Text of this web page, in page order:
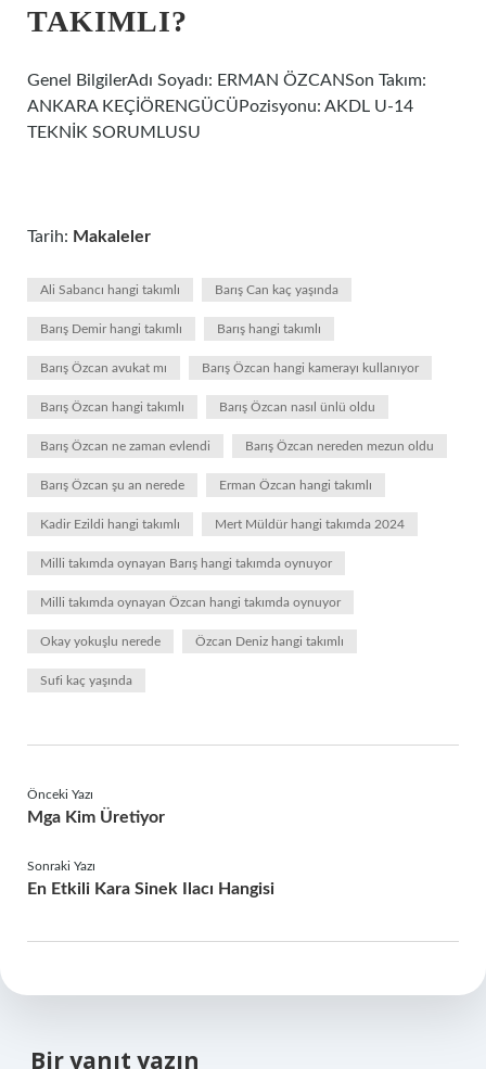
TAKIMLI?
Genel BilgilerAdı Soyadı: ERMAN ÖZCANSon Takım:
ANKARA KEÇİÖRENGÜCÜPozisyonu: AKDL U-14
TEKNİK SORUMLUSU
Tarih: Makaleler
Ali Sabancı hangi takımlı Barış Can kaç yaşında
Barış Demir hangi takımlı Barış hangi takımlı
Barış Özcan avukat mı Barış Özcan hangi kamerayı kullanıyor
Barış Özcan hangi takımlı Barış Özcan nasıl ünlü oldu
Barış Özcan ne zaman evlendi Barış Özcan nereden mezun oldu
Barış Özcan şu an nerede Erman Özcan hangi takımlı
Kadir Ezildi hangi takımlı Mert Müldür hangi takımda 2024
Milli takımda oynayan Barış hangi takımda oynuyor
Milli takımda oynayan Özcan hangi takımda oynuyor
Okay yokuşlu nerede Özcan Deniz hangi takımlı
Sufi kaç yaşında
Önceki Yazı
Mga Kim Üretiyor
Sonraki Yazı
En Etkili Kara Sinek Ilacı Hangisi
Bir yanıt yazın